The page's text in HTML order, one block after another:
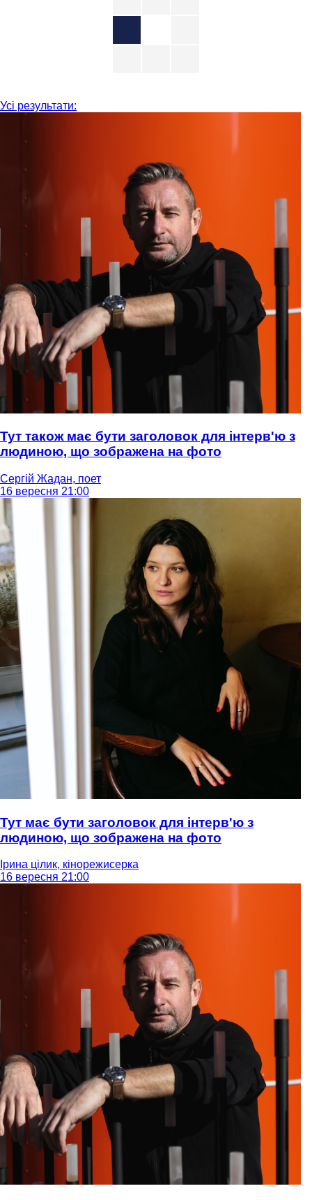
Усі результати:
Тут також має бути заголовок для інтерв'ю з
людиною, що зображена на фото
Сергій Жадан, поет
16 вересня 21:00
Тут має бути заголовок для інтерв'ю з
людиною, що зображена на фото
Ірина цілик, кінорежисерка
16 вересня 21:00